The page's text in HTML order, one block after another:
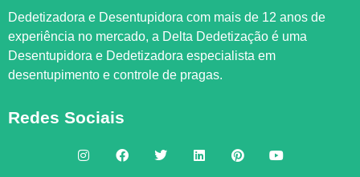
Dedetizadora e Desentupidora com mais de 12 anos de
experiência no mercado, a Delta Dedetização é uma
Desentupidora e Dedetizadora especialista em
desentupimento e controle de pragas.
Redes Sociais